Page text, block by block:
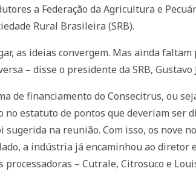
a Federação da Agricultura e
Rural Brasileira (SRB).
as ideias convergem. Mas ainda
– disse o presidente da SRB, Gustavo
de financiamento do Consecitrus, ou
no estatuto de pontos que deveriam
na reunião. Com isso, os nove
a indústria já encaminhou ao diretor
– Cutrale, Citrosuco e